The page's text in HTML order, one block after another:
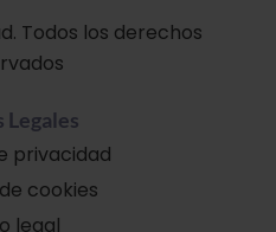
Todos los derechos
Legales
privacidad
cookies
legal